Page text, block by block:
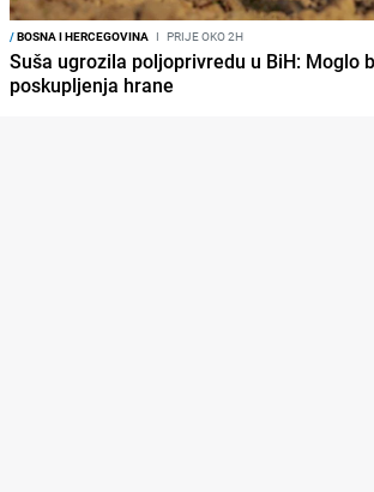
/BOSNA I HERCEGOVINA I PRIJE OKO 2H
Suša ugrozila poljoprivredu u BiH: Moglo
poskupljenja hrane